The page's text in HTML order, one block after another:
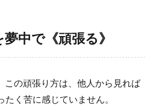
中で《頑張る》
この頑張り方は、他人から見れば
く苦に感じていません。